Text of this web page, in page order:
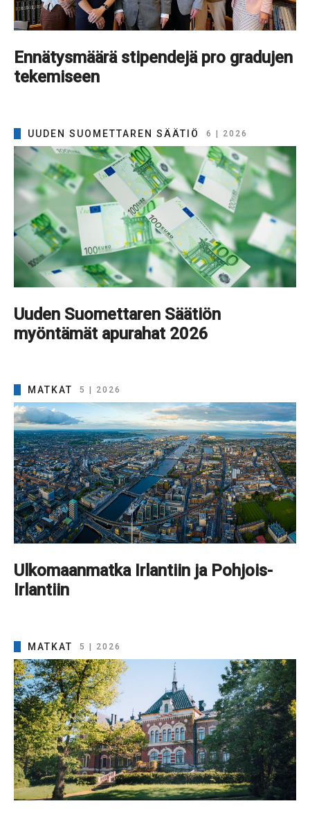
Ennätysmäärä stipendejä pro gradujen
tekemiseen
UUDEN SUOMETTAREN SÄÄTIÖ 6 | 2026
Uuden Suomettaren Säätiön
myöntämät apurahat 2026
MATKAT 5 | 2026
Ulkomaanmatka Irlantiin ja Pohjois-
Irlantiin
MATKAT 5 | 2026